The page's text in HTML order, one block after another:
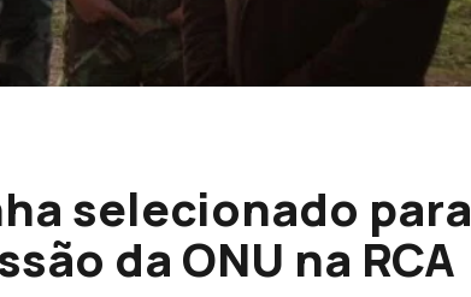
selecionado para
da ONU na RCA